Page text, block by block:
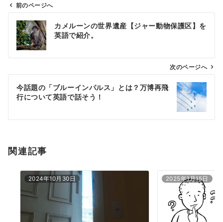
ン
前のページへ
カメルーンの世界遺産【ジャー動物保護区】を
英語で紹介。
次のページへ
今話題の「ブルーインパルス」とは？万博再飛
行について英語で話そう！
関連記事
2024年10月30日 2025年1月15日